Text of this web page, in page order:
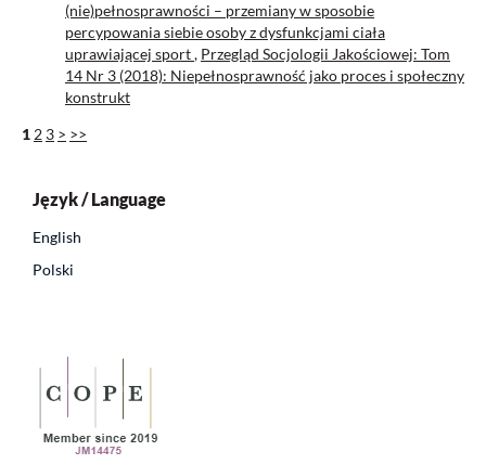
(nie)pełnosprawności – przemiany w sposobie
percypowania siebie osoby z dysfunkcjami ciała
uprawiającej sport, Przegląd Socjologii Jakościowej: Tom
14 Nr 3 (2018): Niepełnosprawność jako proces i społeczny
konstrukt
12 3 > >>
Język / Language
English
Polski